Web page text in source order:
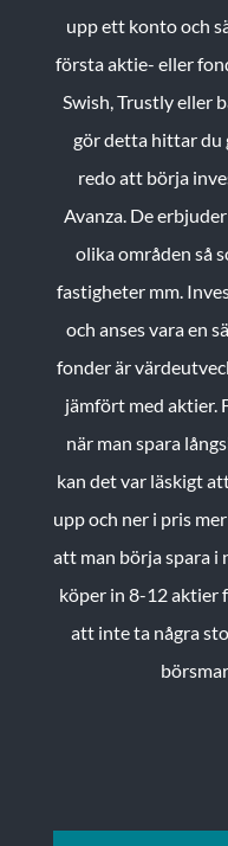
upp ett konto och
första aktie- eller
Swish, Trustly eller
gör detta hittar du
redo att börja
Avanza. De
olika områden så
fastigheter mm.
och anses vara en
fonder är
jämfört med aktier.
när man spara
kan det var läskigt
upp och ner i pris
att man börja spara i
köper in 8-12 aktier
att inte ta några